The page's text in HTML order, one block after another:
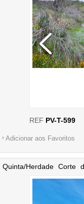
REF PV-T-599
Adicionar aos Favoritos
Quinta/Herdade Corte